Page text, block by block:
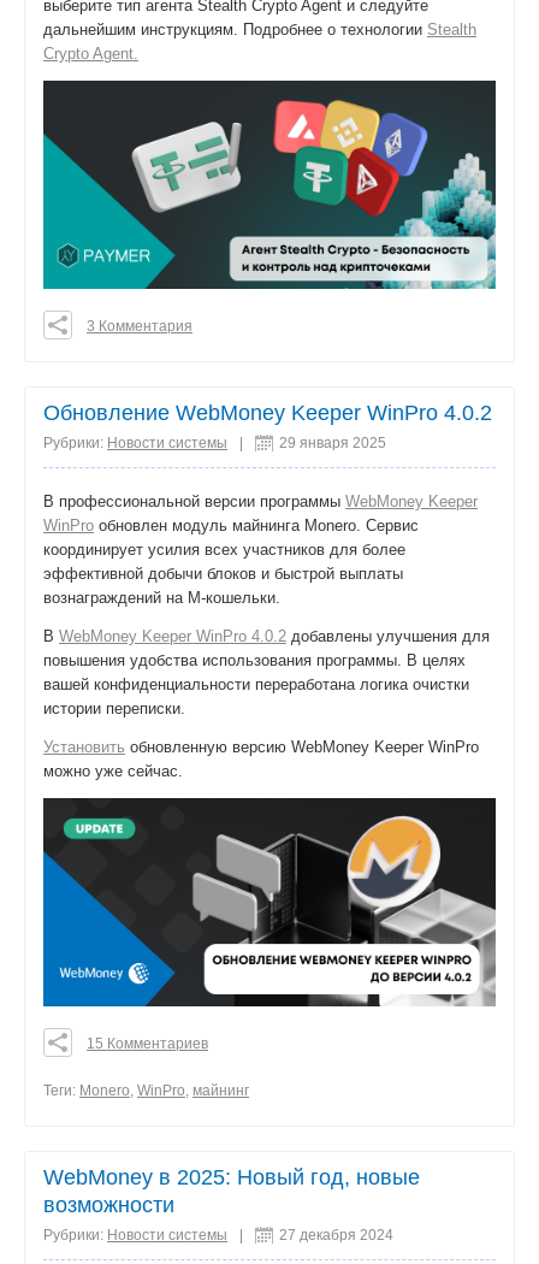
выберите тип агента Stealth Crypto Agent и следуйте
дальнейшим инструкциям. Подробнее о технологии Stealth
Crypto Agent.
0
3 Комментария
Обновление WebMoney Keeper WinPro 4.0.2
Рубрики: Новости системы | 29 января 2025
В профессиональной версии программы WebMoney Keeper
WinPro обновлен модуль майнинга Monero. Сервис
координирует усилия всех участников для более
эффективной добычи блоков и быстрой выплаты
вознаграждений на M-кошельки.
В WebMoney Keeper WinPro 4.0.2 добавлены улучшения для
повышения удобства использования программы. В целях
вашей конфиденциальности переработана логика очистки
истории переписки.
Установить обновленную версию WebMoney Keeper WinPro
можно уже сейчас.
0
15 Комментариев
Теги: Monero WinPro майнинг
WebMoney в 2025: Новый год, новые
возможности
Рубрики: Новости системы | 27 декабря 2024